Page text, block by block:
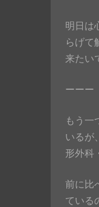
明日は
らげて
来たい
ーーー
もう一
いるが
形外科
前に比
ている